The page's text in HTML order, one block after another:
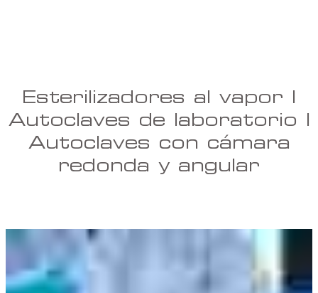
Esterilizadores al vapor |
Autoclaves de laboratorio |
Autoclaves con cámara
redonda y angular